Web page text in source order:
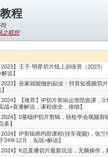
程
)
之暇想
2023），和明星一起拿红利，让明星为我
频切片，时间自由，大众的抖音创业项
课，3大培训体系，账号运营 剪辑实操
视频剪辑，新人玩转视频剪辑【验证：最
，张兰电商IP切片带货培训，教你如何
操作，躺着挣钱【验证：最新视频录制于
础搞定IP切片带货短视频【验证：最新视
2023】王子·明星切片线上训练营（2023
说】
2023】在家就能做的副业：抖音短视频切
2024】【推荐】IP切片剪辑运营陪跑课，
战+直播解说，课程很全，很细】
2024】0基础IP切片剪辑，轻松学会视频
多】
2024】IP剪辑师内部课程(挂车视频)，张
24年12月，实战+解说】
2024】K总直播切片最新玩法，无脑操作